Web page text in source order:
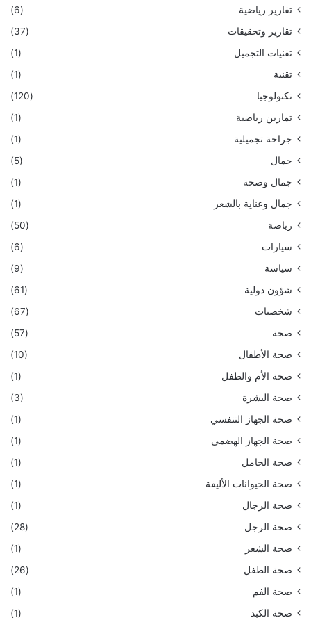
تقارير رياضية
(6)
تقارير وتحقيقات
(37)
تقنيات التجميل
(1)
تقنية
(1)
تكنولوجيا
(120)
تمارين رياضية
(1)
جراحة تجميلية
(1)
جمال
(5)
جمال وصحة
(1)
جمال وعناية بالشعر
(1)
رياضة
(50)
سيارات
(6)
سياسة
(9)
شؤون دولية
(61)
شخصيات
(67)
صحة
(57)
صحة الأطفال
(10)
صحة الأم والطفل
(1)
صحة البشرة
(3)
صحة الجهاز التنفسي
(1)
صحة الجهاز الهضمي
(1)
صحة الحامل
(1)
صحة الحيوانات الأليفة
(1)
صحة الرجال
(1)
صحة الرجل
(28)
صحة الشعر
(1)
صحة الطفل
(26)
صحة الفم
(1)
صحة الكبد
(1)